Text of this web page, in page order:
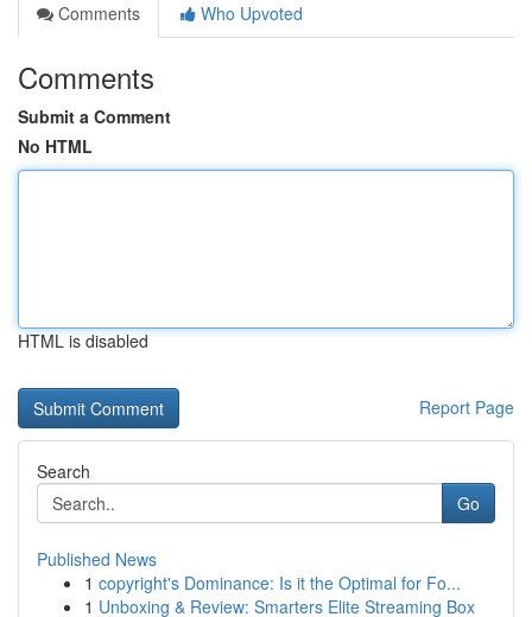
Comments
Who Upvoted
Comments
Submit a Comment
No HTML
HTML is disabled
Report Page
Search
Go
Published News
1 copyright's Dominance: Is it the Optimal for Fo...
1 Unboxing & Review: Smarters Elite Streaming Box